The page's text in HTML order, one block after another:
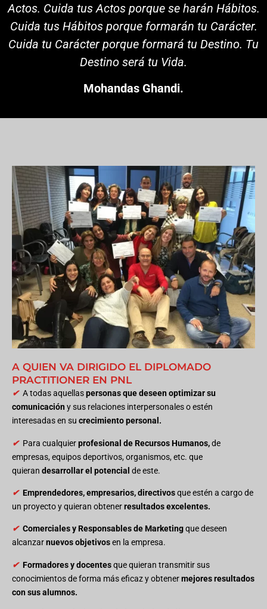
Actos. Cuida tus Actos porque se harán Hábitos.
Cuida tus Hábitos porque formarán tu Carácter.
Cuida tu Carácter porque formará tu Destino. Tu
Destino será tu Vida.
Mohandas Ghandi.
A QUIEN VA DIRIGIDO EL DIPLOMADO
PRACTITIONER EN PNL
✔ A todas aquellaspersonas que deseen optimizar su
comunicación y sus relaciones interpersonales o estén
interesadas en su crecimiento personal.
✔ Para cualquierprofesional de Recursos Humanos,de
empresas, equipos deportivos, organismos, etc. que
quieran desarrollar el potencial de este.
✔ Emprendedores, empresarios, directivosque estén a cargo de
un proyecto y quieran obtenerresultados excelentes.
✔ Comerciales y Responsables de Marketingque deseen
alcanzarnuevos objetivosen la empresa.
✔ Formadores y docentesque quieran transmitir sus
conocimientos de forma más eficaz y obtenermejores resultados
con sus alumnos.